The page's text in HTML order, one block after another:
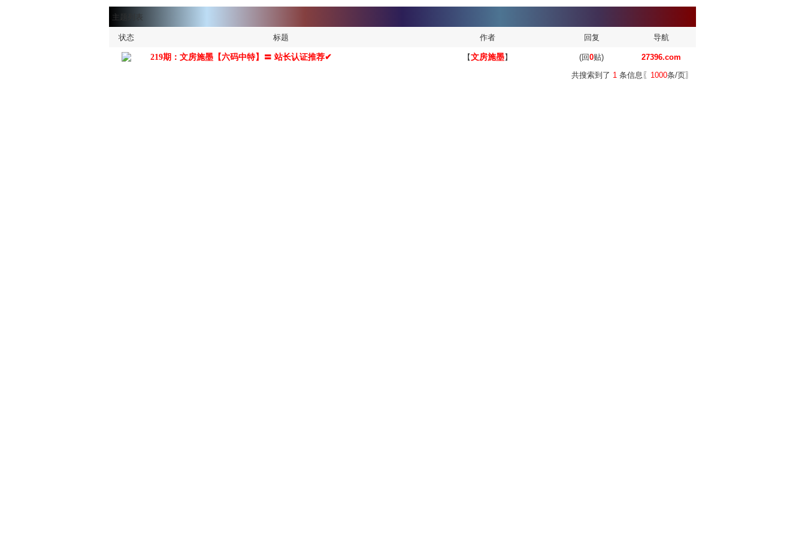
主题列表
状态 标题 作者 回复 导航
219期：文房施墨【六码中特】〓 站长认证推荐✔ 【文房施墨】 (回0贴)
27396.com
共搜索到了 1 条信息〖 1000条/页〗